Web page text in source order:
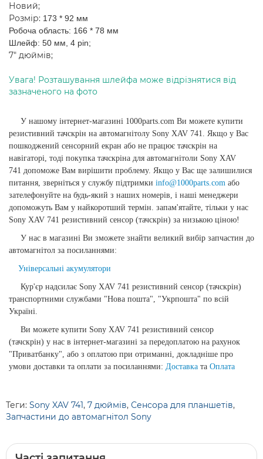
Новий;
Розмір: 173 * 92 мм
Робоча область: 166 * 78 мм
Шлейф: 50 мм, 4 pin;
7" дюймів;
Увага! Розташування шлейфа може відрізнятися від
зазначеного на фото
У нашому інтернет-магазині 1000parts.com Ви можете купити
резистивний тачскрін на автомагнітолу Sony XAV 741. Якщо у Вас
пошкоджений сенсорний екран або не працює тачскрін на
навігаторі, тоді покупка тачскріна для автомагнітоли Sony XAV
741 допоможе Вам вирішити проблему. Якщо у Вас ще залишилися
питання, зверніться у службу підтримки info@1000parts.com або
зателефонуйте на будь-який з наших номерів, і наші менеджери
допоможуть Вам у найкоротший термін. запам'ятайте, тільки у нас
Sony XAV 741 резистивний сенсор (тачскрін) за низькою ціною!
У нас в магазині Ви зможете знайти великий вибір запчастин до
автомагнітол за посиланнями:
Універсальні акумулятори
Кур'єр надсилає Sony XAV 741 резистивний сенсор (тачскрін)
транспортними службами "Нова пошта", "Укрпошта" по всій
Україні.
Ви можете купити Sony XAV 741 резистивний сенсор
(тачскрін) у нас в інтернет-магазині за передоплатою на рахунок
"Приватбанку", або з оплатою при отриманні, докладніше про
умови доставки та оплати за посиланнями: Доставка та Оплата
Теги: Sony XAV 741, 7 дюймів, Сенсора для планшетів,
Запчастини до автомагнітол Sony